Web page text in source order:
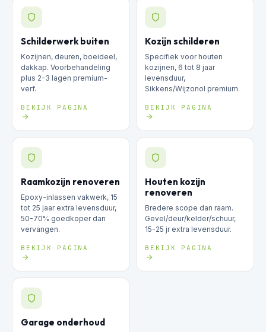
Schilderwerk buiten
Kozijnen, deuren, boeideel,
dakkap. Voorbehandeling
plus 2-3 lagen premium-
verf.
BEKIJK PAGINA
Kozijn schilderen
Specifiek voor houten
kozijnen, 6 tot 8 jaar
levensduur,
Sikkens/Wijzonol premium.
BEKIJK PAGINA
Raamkozijn renoveren
Epoxy-inlassen vakwerk, 15
tot 25 jaar extra levensduur,
50-70% goedkoper dan
vervangen.
BEKIJK PAGINA
Houten kozijn
renoveren
Bredere scope dan raam.
Gevel/deur/kelder/schuur,
15-25 jr extra levensduur.
BEKIJK PAGINA
Garage onderhoud